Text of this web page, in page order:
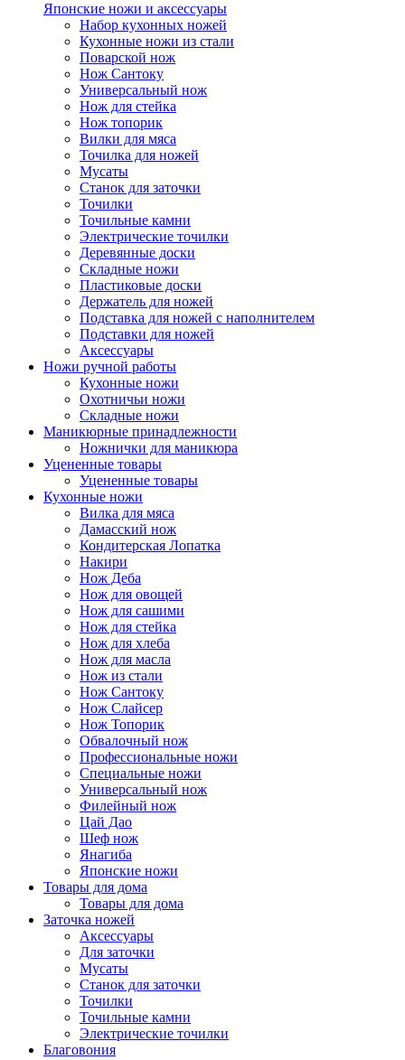
Японские ножи и аксессуары
Набор кухонных ножей
Кухонные ножи из стали
Поварской нож
Нож Сантоку
Универсальный нож
Нож для стейка
Нож топорик
Вилки для мяса
Точилка для ножей
Мусаты
Станок для заточки
Точилки
Точильные камни
Электрические точилки
Деревянные доски
Складные ножи
Пластиковые доски
Держатель для ножей
Подставка для ножей с наполнителем
Подставки для ножей
Аксессуары
Ножи ручной работы
Кухонные ножи
Охотничьи ножи
Складные ножи
Маникюрные принадлежности
Ножнички для маникюра
Уцененные товары
Уцененные товары
Кухонные ножи
Вилка для мяса
Дамасский нож
Кондитерская Лопатка
Накири
Нож Деба
Нож для овощей
Нож для сашими
Нож для стейка
Нож для хлеба
Нож для масла
Нож из стали
Нож Сантоку
Нож Слайсер
Нож Топорик
Обвалочный нож
Профессиональные ножи
Специальные ножи
Универсальный нож
Филейный нож
Цай Дао
Шеф нож
Янагиба
Японские ножи
Товары для дома
Товары для дома
Заточка ножей
Аксессуары
Для заточки
Мусаты
Станок для заточки
Точилки
Точильные камни
Электрические точилки
Благовония